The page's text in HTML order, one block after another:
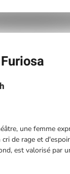
une femme
de rage et
est valorisé par